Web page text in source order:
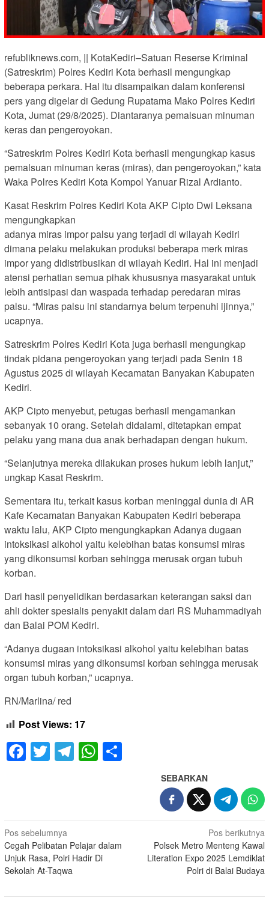
refubliknews.com, || KotaKediri–Satuan Reserse Kriminal
(Satreskrim) Polres Kediri Kota berhasil mengungkap
beberapa perkara. Hal itu disampaikan dalam konferensi
pers yang digelar di Gedung Rupatama Mako Polres Kediri
Kota, Jumat (29/8/2025). Diantaranya pemalsuan minuman
keras dan pengeroyokan.
“Satreskrim Polres Kediri Kota berhasil mengungkap kasus
pemalsuan minuman keras (miras), dan pengeroyokan,” kata
Waka Polres Kediri Kota Kompol Yanuar Rizal Ardianto.
Kasat Reskrim Polres Kediri Kota AKP Cipto Dwi Leksana
mengungkapkan
adanya miras impor palsu yang terjadi di wilayah Kediri
dimana pelaku melakukan produksi beberapa merk miras
impor yang didistribusikan di wilayah Kediri. Hal ini menjadi
atensi perhatian semua pihak khususnya masyarakat untuk
lebih antisipasi dan waspada terhadap peredaran miras
palsu. “Miras palsu ini standarnya belum terpenuhi ijinnya,”
ucapnya.
Satreskrim Polres Kediri Kota juga berhasil mengungkap
tindak pidana pengeroyokan yang terjadi pada Senin 18
Agustus 2025 di wilayah Kecamatan Banyakan Kabupaten
Kediri.
AKP Cipto menyebut, petugas berhasil mengamankan
sebanyak 10 orang. Setelah didalami, ditetapkan empat
pelaku yang mana dua anak berhadapan dengan hukum.
“Selanjutnya mereka dilakukan proses hukum lebih lanjut,”
ungkap Kasat Reskrim.
Sementara itu, terkait kasus korban meninggal dunia di AR
Kafe Kecamatan Banyakan Kabupaten Kediri beberapa
waktu lalu, AKP Cipto mengungkapkan Adanya dugaan
intoksikasi alkohol yaitu kelebihan batas konsumsi miras
yang dikonsumsi korban sehingga merusak organ tubuh
korban.
Dari hasil penyelidikan berdasarkan keterangan saksi dan
ahli dokter spesialis penyakit dalam dari RS Muhammadiyah
dan Balai POM Kediri.
“Adanya dugaan intoksikasi alkohol yaitu kelebihan batas
konsumsi miras yang dikonsumsi korban sehingga merusak
organ tubuh korban,” ucapnya.
RN/Marlina/ red
Post Views: 17
Facebook
Twitter
Telegram
WhatsApp
SEBARKAN
Navigasi
pos
Pos sebelumnya
Cegah Pelibatan Pelajar dalam
Unjuk Rasa, Polri Hadir Di
Sekolah At-Taqwa
Pos berikutnya
Polsek Metro Menteng Kawal
Literation Expo 2025 Lemdiklat
Polri di Balai Budaya